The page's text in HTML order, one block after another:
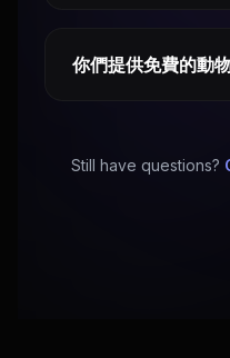
你們提供免費的動
Still have questions?